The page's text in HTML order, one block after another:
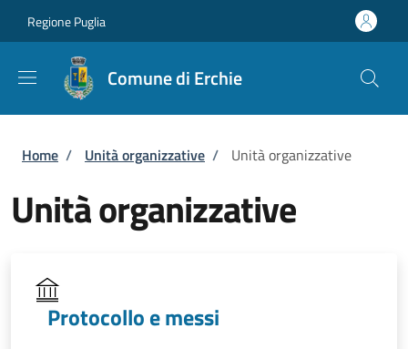
Regione Puglia
Comune di Erchie
Briciole di pane
Home / Unità organizzative / Unità organizzative
Unità organizzative
Protocollo e messi